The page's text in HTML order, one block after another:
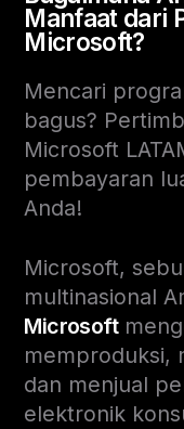
Manfaat dari
Microsoft?
Mencari
bagus?
Microsoft
pembayaran
Anda!
Microsoft,
multinasional
Microsoft
memproduksi,
dan menjual
elektronik